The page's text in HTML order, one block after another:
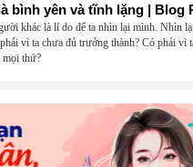
bình yên và tĩnh lặng | Blog
khác là lí do để ta nhìn lại mình. Nhìn
vì ta chưa đủ trưởng thành? Có phải vì
mọi thứ?